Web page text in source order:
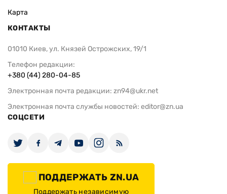
Карта
КОНТАКТЫ
01010 Киев, ул. Князей Острожских, 19/1
Телефон редакции:
+380 (44) 280-04-85
Электронная почта редакции: zn94@ukr.net
Электронная почта службы новостей: editor@zn.ua
СОЦСЕТИ
ПОДДЕРЖАТЬ ZN.UA
Поддержать независимую